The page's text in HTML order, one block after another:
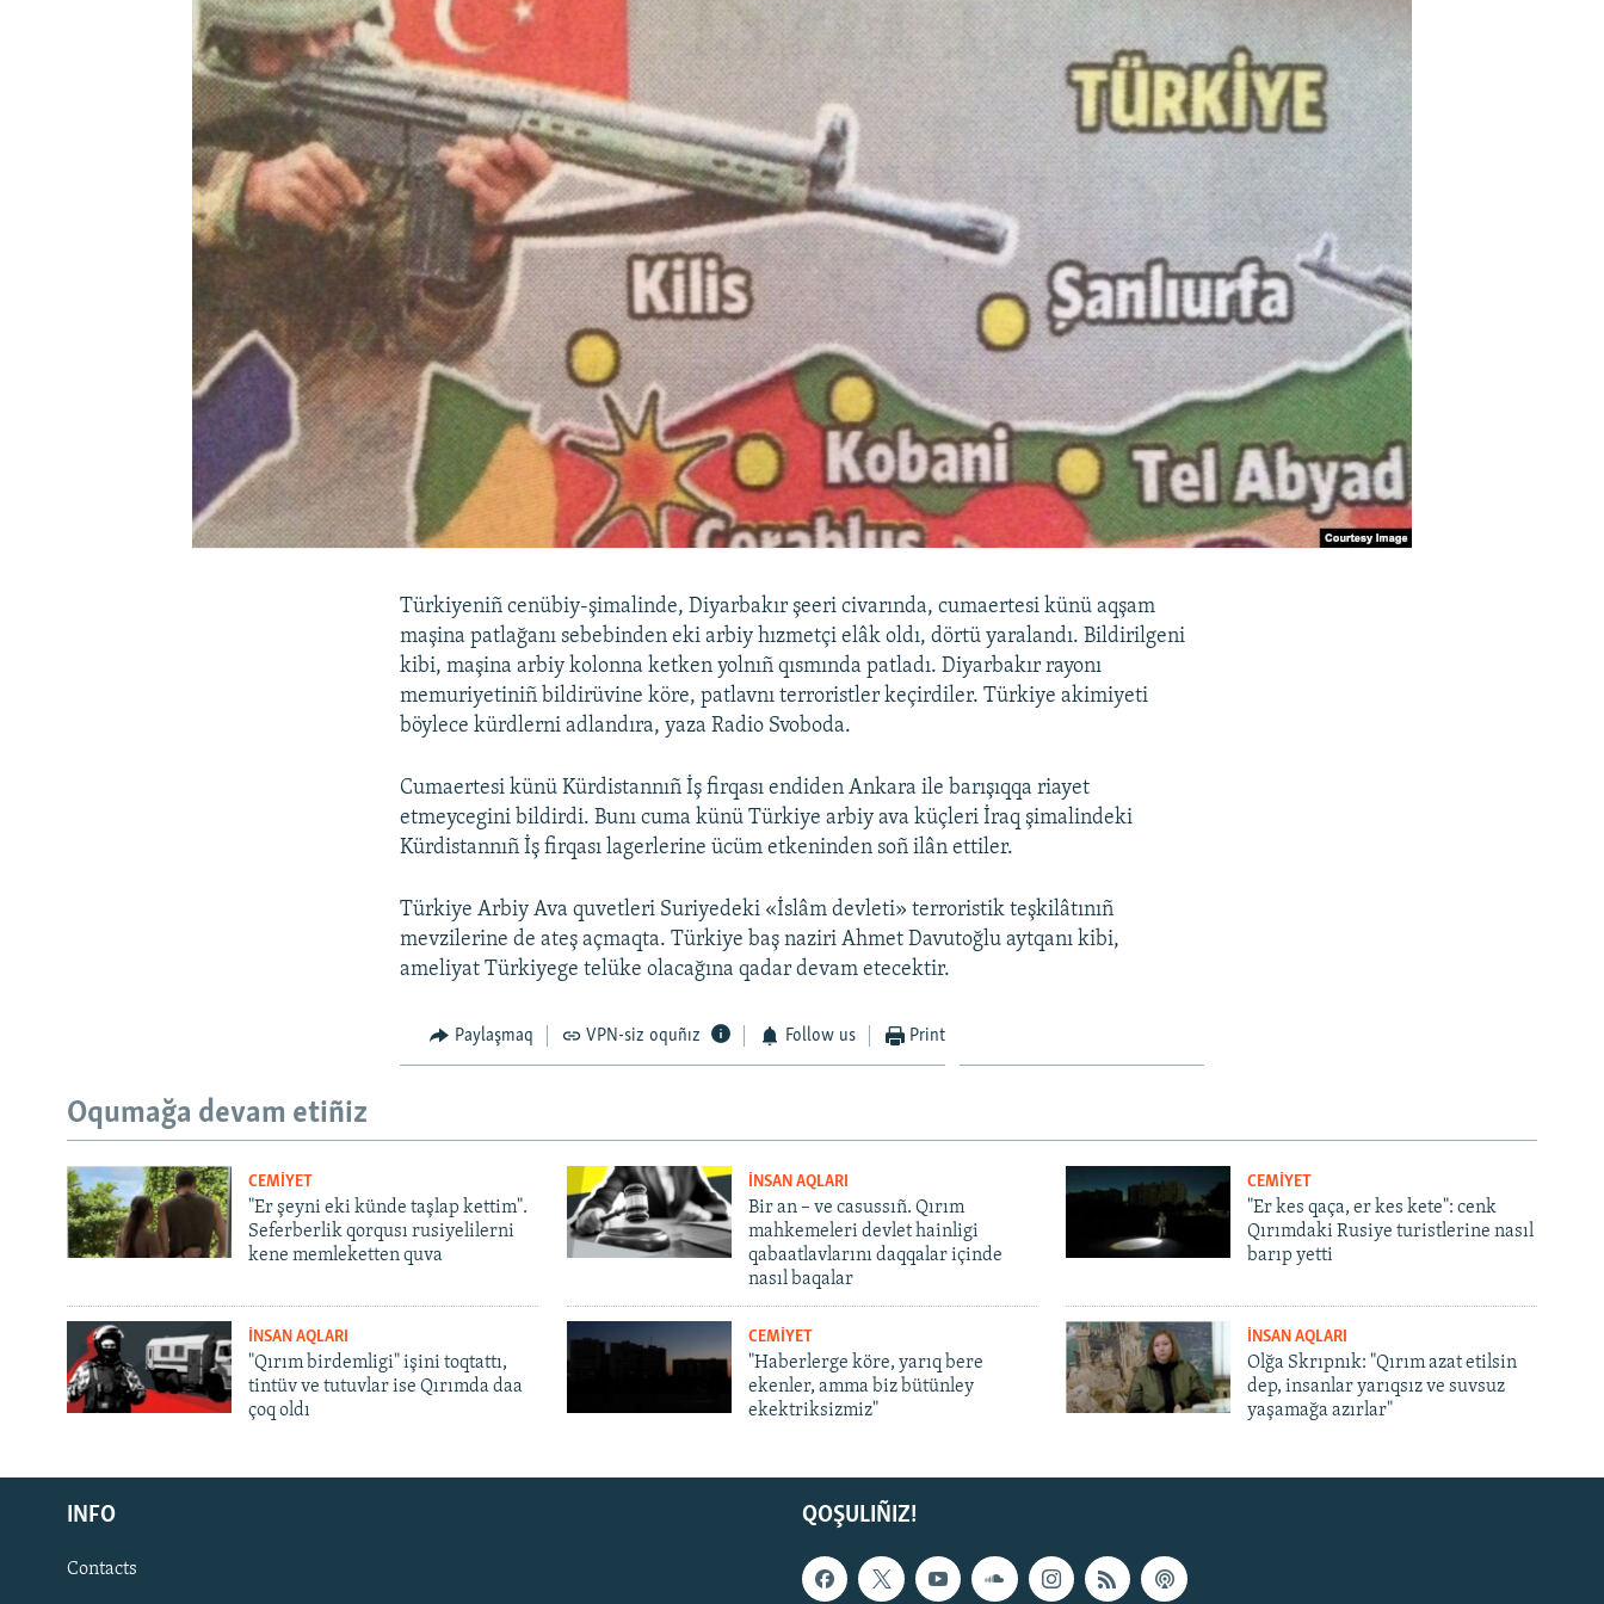
Русский
Українською
QOŞULIÑIZ!
Türkiyeniñ cenübiy-şimalinde, Diyarbakır şeeri civarında, cumaertesi künü aqşam
maşina patlağanı sebebinden eki arbiy hızmetçi elâk oldı, dörtü yaralandı. Bildirilgeni
kibi, maşina arbiy kolonna ketken yolnıñ qısmında patladı. Diyarbakır rayonı
memuriyetiniñ bildirüvine köre, patlavnı terroristler keçirdiler. Türkiye akimiyeti
böylece kürdlerni adlandıra, yaza Radio Svoboda.
Cumaertesi künü Kürdistannıñ İş firqası endiden Ankara ile barışıqqa riayet
etmeycegini bildirdi. Bunı cuma künü Türkiye arbiy ava küçleri İraq şimalindeki
Kürdistannıñ İş firqası lagerlerine ücüm etkeninden soñ ilân ettiler.
Türkiye Arbiy Ava quvetleri Suriyedeki «İslâm devleti» terroristik teşkilâtınıñ
mevzilerine de ateş açmaqta. Türkiye baş naziri Ahmet Davutoğlu aytqanı kibi,
ameliyat Türkiyege telüke olacağına qadar devam etecektir.
Paylaşmaq VPN-siz oquñız Follow us Print
Oqumağa devam etiñiz
CEMİYET
"Er şeyni eki künde taşlap kettim".
Seferberlik qorqusı rusiyelilerni
kene memleketten quva
İNSAN AQLARI
Bir an – ve casussıñ. Qırım
mahkemeleri devlet hainligi
qabaatlavlarını daqqalar içinde
nasıl baqalar
CEMİYET
"Er kes qaça, er kes kete": cenk
Qırımdaki Rusiye turistlerine nasıl
barıp yetti
İNSAN AQLARI
"Qırım birdemligi" işini toqtattı,
tintüv ve tutuvlar ise Qırımda daa
çoq oldı
CEMİYET
"Haberlerge köre, yarıq bere
ekenler, amma biz bütünley
ekektriksizmiz"
İNSAN AQLARI
Olğa Skrıpnık: "Qırım azat etilsin
dep, insanlar yarıqsız ve suvsuz
yaşamağa azırlar"
QOŞULIÑIZ!
INFO
Contacts